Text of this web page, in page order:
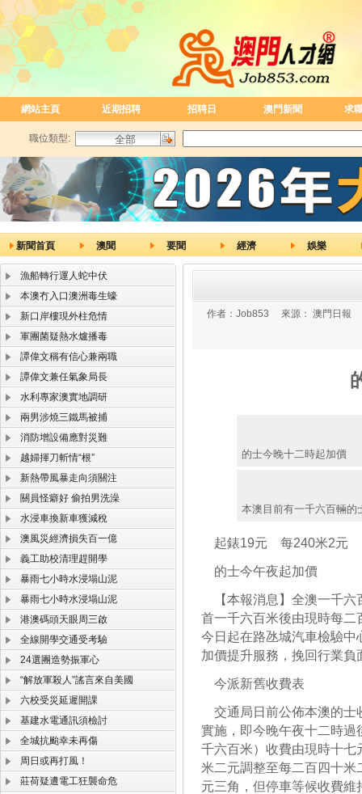
網站主頁 近期招聘 招聘日 澳門新聞 求
職位類型:
新聞首頁 澳聞 要聞 經濟 娛樂
漁船轉行運人蛇中伏
本澳冇入口澳洲毒生蠔
新口岸樓現外柱危情
軍團菌疑熱水爐播毒
譚偉文稱有信心兼兩職
譚偉文兼任氣象局長
水利專家澳實地調研
兩男涉燒三鐵馬被捕
消防增設備應對災難
越婦揮刀斬情“根”
新熱帶風暴走向須關注
關員怪癖好 偷拍男洗澡
水浸車換新車獲減稅
澳風災經濟損失百一億
義工助校清理趕開學
暴雨七小時水浸塌山泥
暴雨七小時水浸塌山泥
港澳碼頭天眼周三啟
全線開學交通受考驗
24選團造勢振軍心
“解放軍殺人”謠言來自美國
六校受災延遲開課
基建水電通訊須檢討
全城抗颱幸未再傷
周日或再打風！
莊荷疑遭電工狂襲命危
作者： Job853 來源： 澳門日報
的士今晚十二時起加價
本澳目前有一千六百輛的
起錶19元 每240米2元
的士今午夜起加價
【本報消息】全澳一千六
首一千六百米後由現時每
今日起在路氹城汽車檢驗中
加價提升服務，挽回行業負
今派新舊收費表
交通局日前公佈本澳的士
實施，即今晚午夜十二時
千六百米）收費由現時十
米二元調整至每二百四十
元三角，但停車等候收費